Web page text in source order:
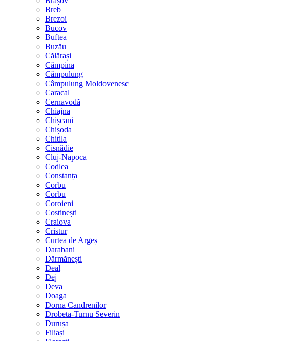
Breb
Brezoi
Bucov
Buftea
Buzău
Călărași
Câmpina
Câmpulung
Câmpulung Moldovenesc
Caracal
Cernavodă
Chiajna
Chișcani
Chișoda
Chitila
Cisnădie
Cluj-Napoca
Codlea
Constanța
Corbu
Corbu
Coroieni
Costinești
Craiova
Cristur
Curtea de Argeș
Darabani
Dărmănești
Deal
Dej
Deva
Doaga
Dorna Candrenilor
Drobeta-Turnu Severin
Durușa
Filiași